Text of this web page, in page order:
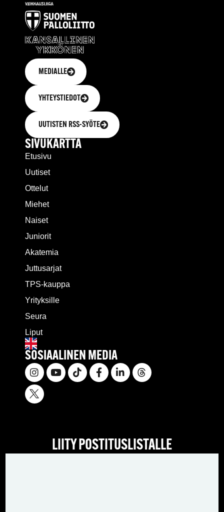
MEDIALLE
YHTEYSTIEDOT
UUTISTEN RSS-SYÖTE
SIVUKARTTA
Etusivu
Uutiset
Ottelut
Miehet
Naiset
Juniorit
Akatemia
Juttusarjat
TPS-kauppa
Yrityksille
Seura
Liput
SOSIAALINEN MEDIA
LIITY POSTITUSLISTALLE